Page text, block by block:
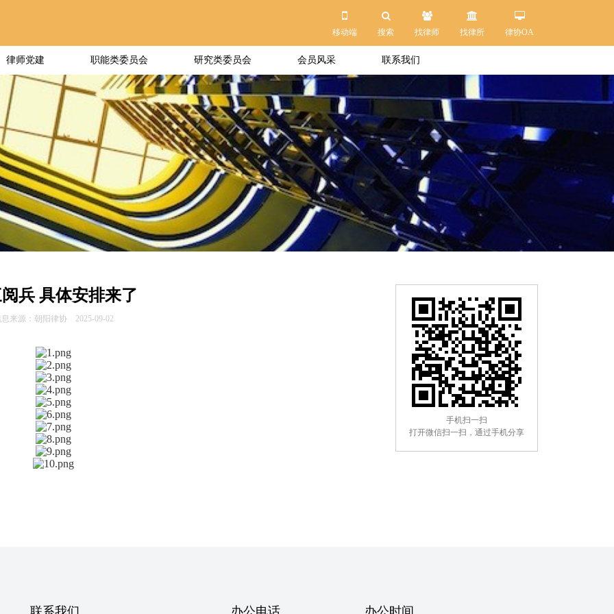
移动端 搜索 找律师 找律所 律协OA
律师党建 职能类委员会 研究类委员会 会员风采 联系我们
兵 具体安排来了
息来源：朝阳律协 2025-09-02
手机扫一扫
打开微信扫一扫，通过手机分享
联系我们 办公电话 办公时间